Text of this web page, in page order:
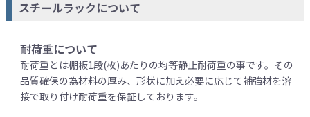
スチールラックについて
耐荷重について
耐荷重とは棚板1段(枚)あたりの均等静止耐荷重の事です。その
品質確保の為材料の厚み、形状に加え必要に応じて補強材を溶
接で取り付け耐荷重を保証しております。